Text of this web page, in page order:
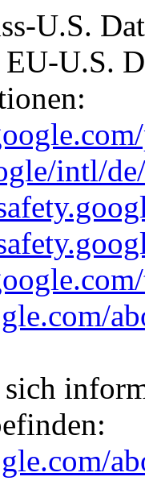
U.S.
U.S.
intl/